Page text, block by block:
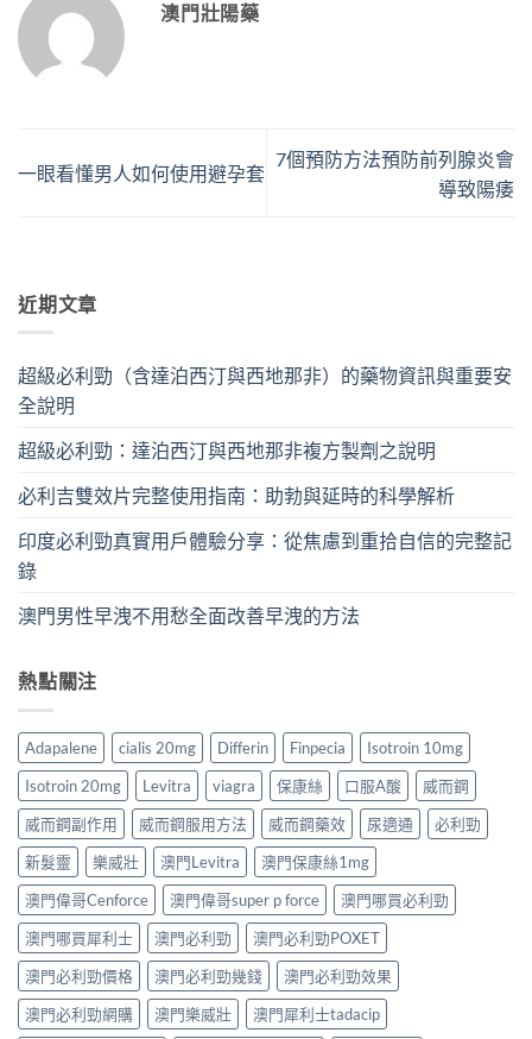
澳門壯陽藥
一眼看懂男人如何使用避孕套
7個預防方法預防前列腺炎會
導致陽痿
近期文章
超級必利勁（含達泊西汀與西地那非）的藥物資訊與重要安
全說明
超級必利勁：達泊西汀與西地那非複方製劑之說明
必利吉雙效片完整使用指南：助勃與延時的科學解析
印度必利勁真實用戶體驗分享：從焦慮到重拾自信的完整記
錄
澳門男性早洩不用愁全面改善早洩的方法
熱點關注
Adapalene cialis 20mg Differin Finpecia
Isotroin 10mg
Isotroin 20mg
Levitra viagra 保康絲 口服A酸
威而鋼
威而鋼副作用
威而鋼服用方法 威而鋼藥效 尿適通
必利勁
新髮靈
樂威壯 澳門Levitra
澳門保康絲1mg
澳門偉哥Cenforce
澳門偉哥super p force
澳門哪買必利勁
澳門哪買犀利士
澳門必利勁
澳門必利勁POXET
澳門必利勁價格
澳門必利勁幾錢
澳門必利勁效果
澳門必利勁網購
澳門樂威壯 澳門犀利士tadacip